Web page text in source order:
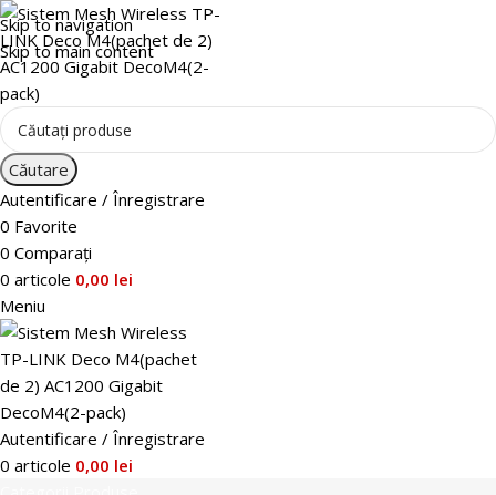
Skip to navigation
Skip to main content
Căutare
Autentificare / Înregistrare
0 Favorite
0 Comparați
0 articole 0,00 lei
Meniu
Autentificare / Înregistrare
0 articole 0,00 lei